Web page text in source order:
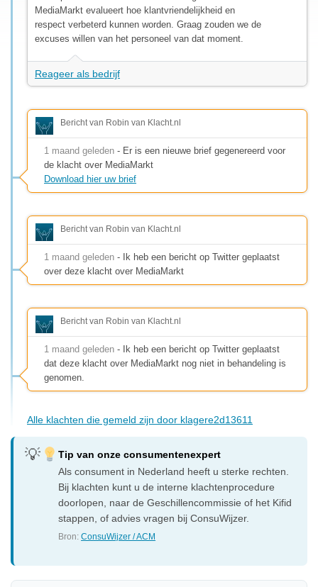
MediaMarkt evalueert hoe klantvriendelijkheid en
respect verbeterd kunnen worden. Graag zouden we de
excuses willen van het personeel van dat moment.
Reageer als bedrijf
Bericht van Robin van Klacht.nl
1 maand geleden - Er is een nieuwe brief gegenereerd voor
de klacht over MediaMarkt
Download hier uw brief
Bericht van Robin van Klacht.nl
1 maand geleden - Ik heb een bericht op Twitter geplaatst
over deze klacht over MediaMarkt
Bericht van Robin van Klacht.nl
1 maand geleden - Ik heb een bericht op Twitter geplaatst
dat deze klacht over MediaMarkt nog niet in behandeling is
genomen.
Alle klachten die gemeld zijn door klagere2d13611
Tip van onze consumentenexpert
Als consument in Nederland heeft u sterke rechten.
Bij klachten kunt u de interne klachtenprocedure
doorlopen, naar de Geschillencommissie of het Kifid
stappen, of advies vragen bij ConsuWijzer.
Bron:ConsuWijzer / ACM